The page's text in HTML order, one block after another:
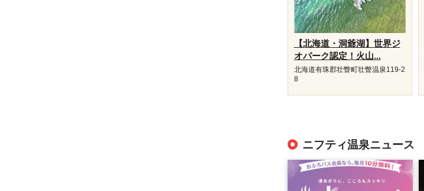
【北海道・洞爺湖】世界ジ
オパーク認定！火山...
北海道有珠郡壮瞥町壮瞥温泉119-2
8
ニフティ温泉ニュース